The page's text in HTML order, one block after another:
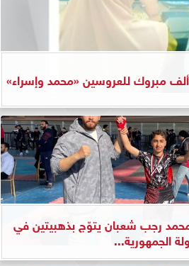
ألف مبروك للعروسين «محمد وإسراء»
رجب شعبان يتوّج بذهبيتين في
الجمهورية...